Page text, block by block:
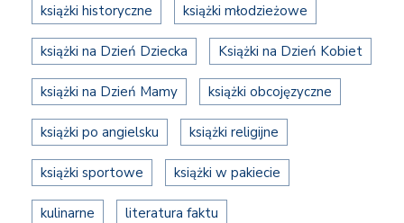
książki historyczne książki młodzieżowe
książki na Dzień Dziecka Książki na Dzień Kobiet
książki na Dzień Mamy książki obcojęzyczne
książki po angielsku książki religijne
książki sportowe książki w pakiecie
kulinarne literatura faktu